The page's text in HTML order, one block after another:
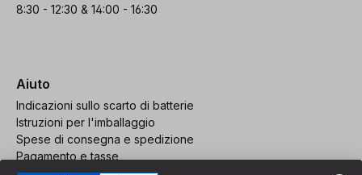
8:30 - 12:30 & 14:00 - 16:30
Aiuto
Indicazioni sullo scarto di batterie
Istruzioni per l'imballaggio
Spese di consegna e spedizione
Pagamento e tasse